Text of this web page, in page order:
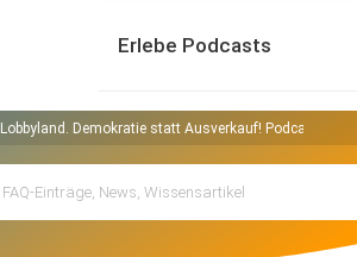
Erlebe Podcasts
Lobbyland. Demokratie statt Ausverkauf! Podcast